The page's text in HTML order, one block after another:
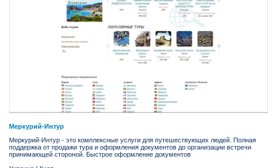
Меркурий-Интур
Меркурий-Интур - это комплексные услуги для путешествующих людей. Полная
поддержка от продажи тура и оформления документов до организации встречи
принимающей стороной. Быстрое оформление документов